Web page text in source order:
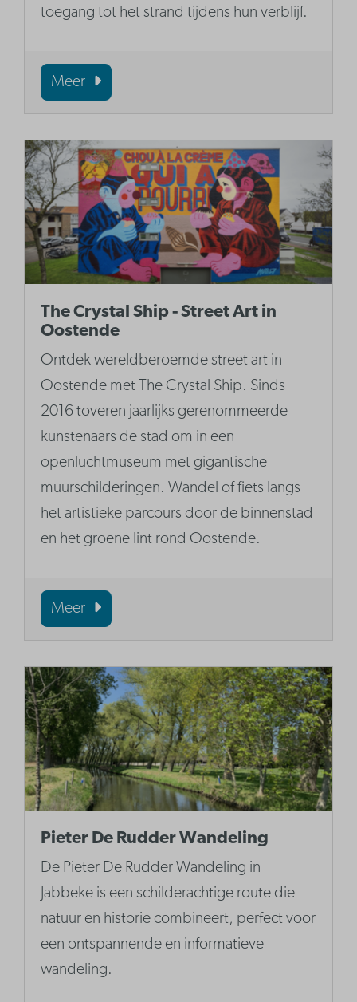
toegang tot het strand tijdens hun verblijf.
Meer
The Crystal Ship - Street Art in
Oostende
Ontdek wereldberoemde street art in
Oostende met The Crystal Ship. Sinds
2016 toveren jaarlijks gerenommeerde
kunstenaars de stad om in een
openluchtmuseum met gigantische
muurschilderingen. Wandel of fiets langs
het artistieke parcours door de binnenstad
en het groene lint rond Oostende.
Meer
Pieter De Rudder Wandeling
De Pieter De Rudder Wandeling in
Jabbeke is een schilderachtige route die
natuur en historie combineert, perfect voor
een ontspannende en informatieve
wandeling.